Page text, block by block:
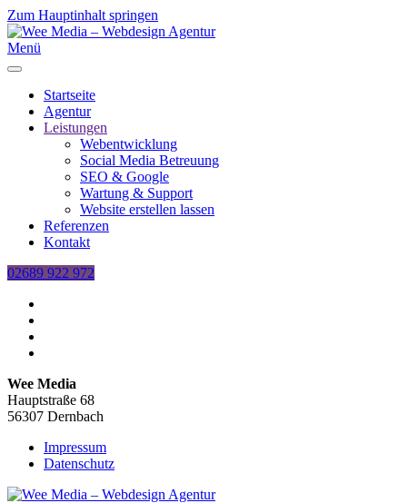
Zum Hauptinhalt springen
Menü
Startseite
Agentur
Leistungen
Webentwicklung
Social Media Betreuung
SEO & Google
Wartung & Support
Website erstellen lassen
Referenzen
Kontakt
02689 922 972
Wee Media
Hauptstraße 68
56307 Dernbach
Impressum
Datenschutz